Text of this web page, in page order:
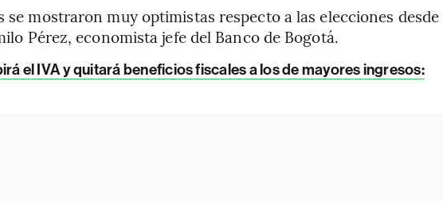
se mostraron muy optimistas respecto a las elecciones desde
Pérez, economista jefe del Banco de Bogotá.
el IVA y quitará beneficios fiscales a los de mayores ingresos: